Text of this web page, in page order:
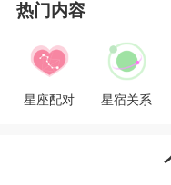
性，所以他们在对
选择。2021年处女
见很多异性，但在
维持着他们高冷的
一些高冷，多点接
热门内容
星座配对 星宿关系